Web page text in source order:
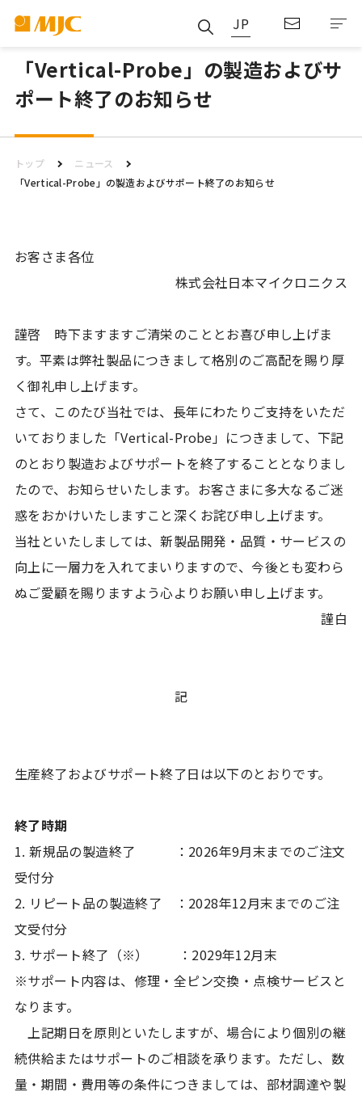
JP
「Vertical-Probe」の製造およびサ
ポート終了のお知らせ
トップ
ニュース
「Vertical-Probe」の製造およびサポート終了のお知らせ
お客さま各位
株式会社日本マイクロニクス
謹啓 時下ますますご清栄のこととお喜び申し上げま
す。平素は弊社製品につきまして格別のご高配を賜り厚
く御礼申し上げます。
さて、このたび当社では、長年にわたりご支持をいただ
いておりました「Vertical-Probe」につきまして、下記
のとおり製造およびサポートを終了することとなりまし
たので、お知らせいたします。お客さまに多大なるご迷
惑をおかけいたしますこと深くお詫び申し上げます。
当社といたしましては、新製品開発・品質・サービスの
向上に一層力を入れてまいりますので、今後とも変わら
ぬご愛顧を賜りますよう心よりお願い申し上げます。
謹白
記
生産終了およびサポート終了日は以下のとおりです。
終了時期
1. 新規品の製造終了 ：2026年9月末までのご注文
受付分
2. リピート品の製造終了 ：2028年12月末までのご注
文受付分
3. サポート終了（※） ：2029年12月末
※サポート内容は、修理・全ピン交換・点検サービスと
なります。
上記期日を原則といたしますが、場合により個別の継
続供給またはサポートのご相談を承ります。ただし、数
量・期間・費用等の条件につきましては、部材調達や製